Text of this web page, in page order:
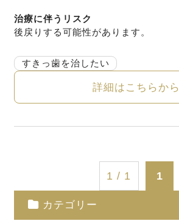
治療に伴うリスク
後戻りする可能性があります。
すきっ歯を治したい
詳細はこちらから
1 / 1 1
カテゴリー